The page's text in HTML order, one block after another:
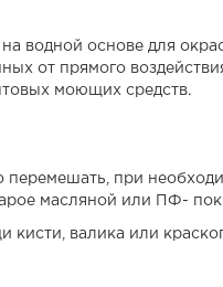
водной основе для
от прямого
моющих средств.
при
масляной или ПФ-
кисти, валика или